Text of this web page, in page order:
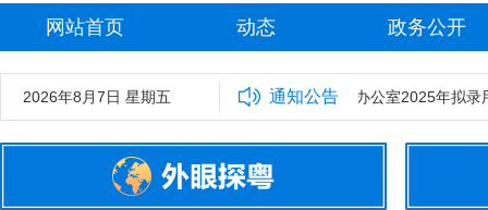
网站首页 动态 政务公开
2026年8月7日 星期五 通知公告
中共广东省委外事工作委员会办公室2025年拟录